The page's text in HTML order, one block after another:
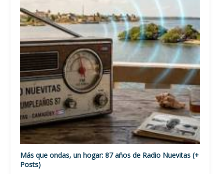
Más que ondas, un hogar: 87 años de Radio Nuevitas (+
Posts)